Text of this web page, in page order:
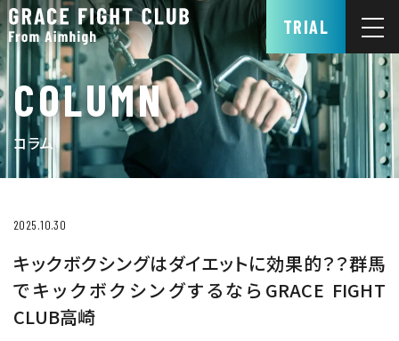
TRIAL
COLUMN
コラム
2025.10.30
キックボクシングはダイエットに効果的？？群馬
でキックボクシングするならGRACE FIGHT
CLUB高崎